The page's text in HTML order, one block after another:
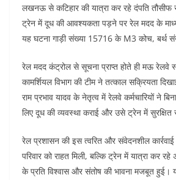
लखनऊ से कटिहार की यात्रा कर रहे दंपति तौसीफ
ट्रेन में दूध की आवश्यकता पड़ने पर रेल मदद के
यह घटना गाड़ी संख्या 15716 के M3 कोच, बर्थ
रेल मदद कंट्रोल से सूचना प्राप्त होते ही मऊ रेलवे
कामर्शियल विभाग की टीम ने तत्काल सक्रियता
राम प्रभाव यादव के नेतृत्व में रेलवे कर्मचारियों ने
लिए दूध की व्यवस्था कराई और उसे ट्रेन में
रेल प्रशासन की इस त्वरित और संवेदनशील
परिवार को राहत मिली, बल्कि ट्रेन में यात्रा कर रहे
के प्रति विश्वास और संतोष की भावना मजबूत हुई।